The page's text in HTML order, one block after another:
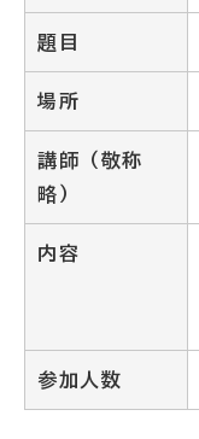
題目
場所
講師（敬称
略）
内容
参加人数